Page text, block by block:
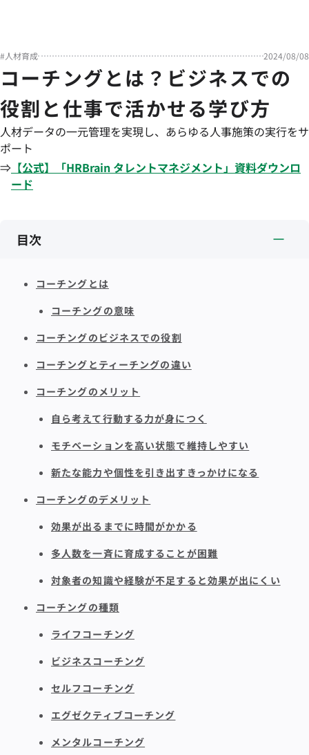
#人材育成 2024/08/08
コーチングとは？ビジネスでの
役割と仕事で活かせる学び方
人材データの一元管理を実現し、あらゆる人事施策の実行をサ
ポート
⇒ 【公式】「HRBrain タレントマネジメント」資料ダウンロ
ード
目次
コーチングとは
コーチングの意味
コーチングのビジネスでの役割
コーチングとティーチングの違い
コーチングのメリット
自ら考えて行動する力が身につく
モチベーションを高い状態で維持しやすい
新たな能力や個性を引き出すきっかけになる
コーチングのデメリット
効果が出るまでに時間がかかる
多人数を一斉に育成することが困難
対象者の知識や経験が不足すると効果が出にくい
コーチングの種類
ライフコーチング
ビジネスコーチング
セルフコーチング
エグゼクティブコーチング
メンタルコーチング